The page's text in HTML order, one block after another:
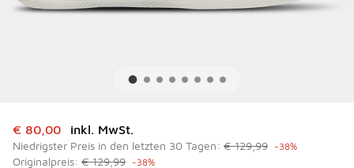
Dieser Artikel ist im Sale. Der Preis ist von auf € 80,00
€ 80,00 inkl. MwSt.
Niedrigster Preis in den letzten 30 Tagen: € 129,99 -38%
Originalpreis: € 129,99 -38%